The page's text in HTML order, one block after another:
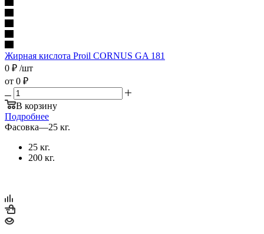
Жирная кислота Proil CORNUS GA 181
0 ₽ /шт
от 0 ₽
В корзину
Подробнее
Фасовка—25 кг.
25 кг.
200 кг.